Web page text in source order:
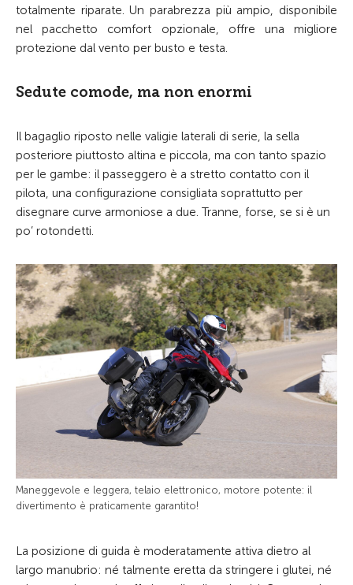
totalmente riparate. Un parabrezza più ampio, disponibile
nel pacchetto comfort opzionale, offre una migliore
protezione dal vento per busto e testa.
Sedute comode, ma non enormi
Il bagaglio riposto nelle valigie laterali di serie, la sella
posteriore piuttosto altina e piccola, ma con tanto spazio
per le gambe: il passeggero è a stretto contatto con il
pilota, una configurazione consigliata soprattutto per
disegnare curve armoniose a due. Tranne, forse, se si è un
po’ rotondetti.
Maneggevole e leggera, telaio elettronico, motore potente: il
divertimento è praticamente garantito!
La posizione di guida è moderatamente attiva dietro al
largo manubrio: né talmente eretta da stringere i glutei, né